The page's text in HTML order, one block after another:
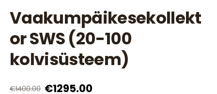
Vaakumpäikesekollekt
or SWS (20-100
kolvisüsteem)
€1400.00 €1295.00